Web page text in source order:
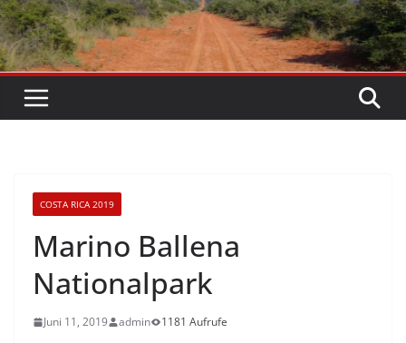
COSTA RICA 2019
Marino Ballena
Nationalpark
Juni 11, 2019 admin 1181 Aufrufe